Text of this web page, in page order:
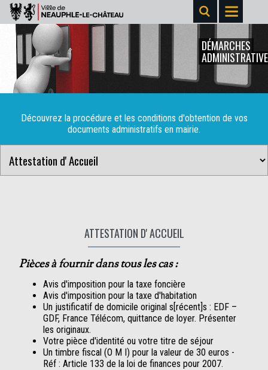
DÉMARCHES
Découvrez la procédure et les conditions d'obtention de vos
documents administratifs en mairie.
ATTESTATION D' ACCUEIL
Pièces à fournir dans tous les cas :
Avis d'imposition pour la taxe foncière
Avis d'imposition pour la taxe d'habitation
Un justificatif de domicile original s[récent]s : EDF –
GDF, France Télécom, quittance de loyer. Présenter
les originaux.
Votre pièce d'identité ou votre titre de séjour
Un timbre fiscal (O M I) pour la valeur de 30 euros -
Réf : Article 133 de la loi de finances pour 2007.